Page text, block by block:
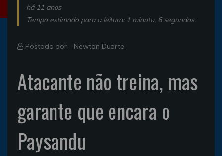
há 11 anos
Tempo estimado para a leitura: 1 minuto, 6 segundos.
Postado por - Newton Duarte
Atacante não treina, mas
garante que encara o
Paysandu